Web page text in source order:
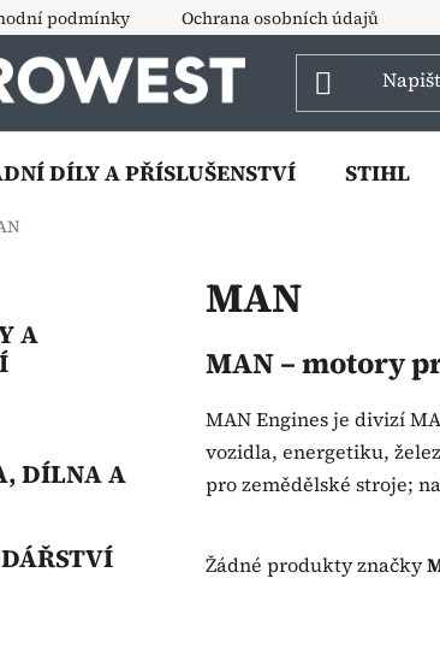
podmínky Ochrana osobních údajů
DÍLY A PŘÍSLUŠENSTVÍ STIHL
A
DÍLNA A
MAN
MAN – motory
MAN Engines je divizí
vozidla, energetiku,
pro zemědělské stroje;
Žádné produkty značky